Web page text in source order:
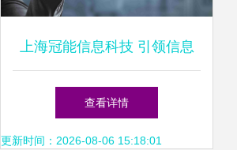
上海冠能信息科技 引领信息
科技领域的技术创新与开发
查看详情
更新时间：2026-08-06 15:18:01